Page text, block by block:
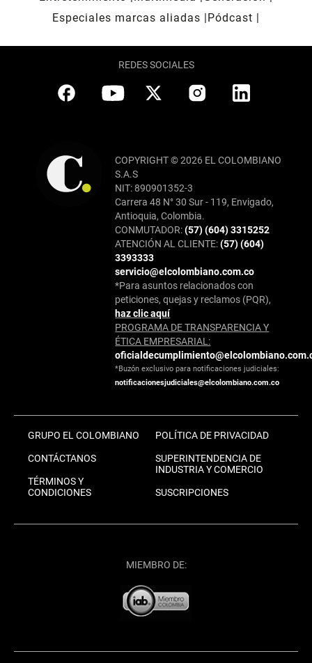
Especiales marcas aliadas
Pódcast
REDES SOCIALES
COPYRIGHT © 2026 EL COLOMBIANO
S.A.S
NIT: 890901352-3
Carrera 48 N° 30 Sur - 119, Envigado,
Antioquia, Colombia.
CONMUTADOR:(57) (604) 3315252
ATENCIÓN AL CLIENTE:(57) (604)
3393333
servicio@elcolombiano.com.co
*Para asuntos relacionados con
peticiones, quejas y reclamos (PQR),
haz clic aquí
PROGRAMA DE TRANSPARENCIA Y
ÉTICA EMPRESARIAL:
*Buzón exclusivo para notificaciones judiciales:
notificacionesjudiciales@elcolombiano.com.co
GRUPO EL COLOMBIANO
CONTÁCTANOS
TÉRMINOS Y
CONDICIONES
POLÍTICA DE PRIVACIDAD
SUPERINTENDENCIA DE
INDUSTRIA Y COMERCIO
SUSCRIPCIONES
MIEMBRO DE: